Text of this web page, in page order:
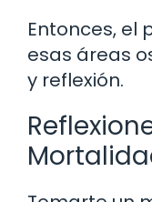
Entonces, el
esas áreas
y reflexión.